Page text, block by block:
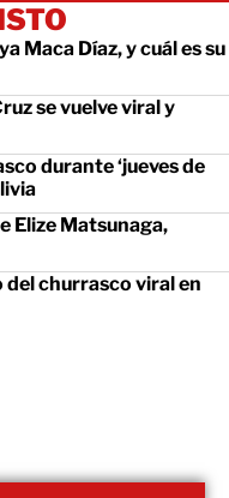
Maca Díaz, y cuál es su
se vuelve viral y
durante ‘jueves de
Elize Matsunaga,
del churrasco viral en